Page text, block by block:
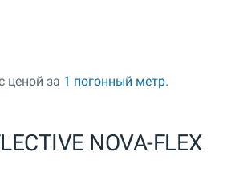
ценой за 1 погонный метр.
NOVA-FLEX